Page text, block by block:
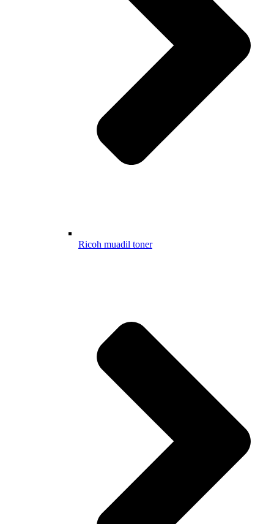
Ricoh muadil toner